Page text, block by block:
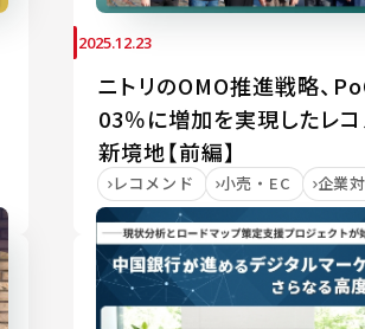
2025.12.23
ニトリのOMO推進戦略、
03％に増加を実現したレコ
新境地【前編】
レコメンド 小売・EC 企業